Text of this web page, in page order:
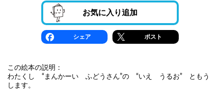
お気に入り追加
シェア ポスト
この絵本の説明：
わたくし “まんかーい ふどうさん”の “いえ うるお” ともう
します。